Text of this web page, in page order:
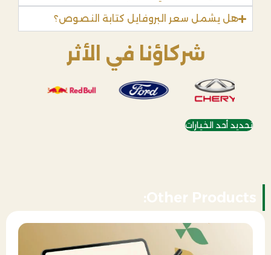
هل يشمل سعر البروفايل كتابة النصوص؟
شركاؤنا في الأثر
تحديد أحد الخيارات
Other Products: